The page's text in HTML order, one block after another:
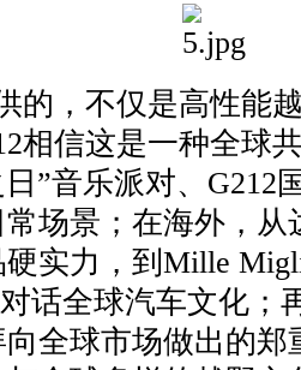
的，不仅是高性能
相信这是一种全球
”音乐派对、G212
场景；在海外，
实力，到Mille
话全球汽车文化；
向全球市场做出的